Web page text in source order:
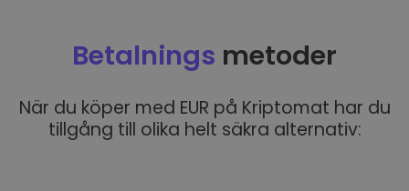
Betalnings metoder
När du köper med EUR på Kriptomat har du
tillgång till olika helt säkra alternativ: